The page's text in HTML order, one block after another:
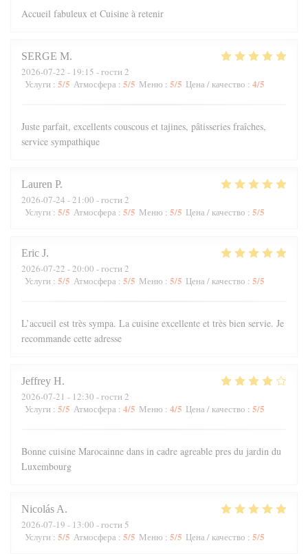
Accueil fabuleux et Cuisine à retenir
SERGE M
2026-07-22 - 19:15 - гости 2
Услуги : 5/5 Атмосфера : 5/5 Меню : 5/5 Цена / качество : 4/5
Juste parfait, excellents couscous et tajines, pâtisseries fraîches,
service sympathique
Lauren P
2026-07-24 - 21:00 - гости 2
Услуги : 5/5 Атмосфера : 5/5 Меню : 5/5 Цена / качество : 5/5
Eric J
2026-07-22 - 20:00 - гости 2
Услуги : 5/5 Атмосфера : 5/5 Меню : 5/5 Цена / качество : 5/5
L’accueil est très sympa. La cuisine excellente et très bien servie. Je
recommande cette adresse
Jeffrey H
2026-07-21 - 12:30 - гости 2
Услуги : 5/5 Атмосфера : 4/5 Меню : 4/5 Цена / качество : 5/5
Bonne cuisine Marocainne dans in cadre agreable pres du jardin du
Luxembourg
Nicolás A
2026-07-19 - 13:00 - гости 5
Услуги : 5/5 Атмосфера : 5/5 Меню : 5/5 Цена / качество : 5/5